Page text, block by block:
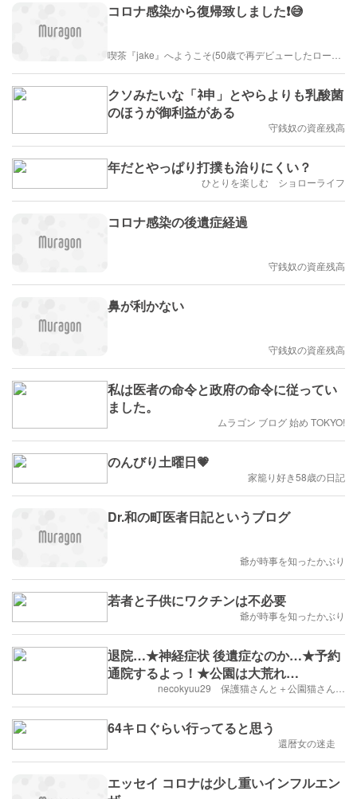
コロナ感染から復帰致しました❗️😅
クソみたいな「ﾈ申」とやらよりも乳酸菌
のほうが御利益がある
守銭奴の資産残高
年だとやっぱり打撲も治りにくい？
ひとりを楽しむ ショローライフ
コロナ感染の後遺症経過
守銭奴の資産残高
鼻が利かない
守銭奴の資産残高
私は医者の命令と政府の命令に従ってい
ました。
ムラゴン ブログ 始め TOKYO!
のんびり土曜日💗
家籠り好き58歳の日記
Dr.和の町医者日記というブログ
爺が時事を知ったかぶり
若者と子供にワクチンは不必要
爺が時事を知ったかぶり
退院…★神経症状 後遺症なのか…★予約
通院するよっ！★公園は大荒れ…
necokyuu29 保護猫さんと＋公園猫さん…
64キロぐらい行ってると思う
還暦女の迷走
エッセイ コロナは少し重いインフルエン